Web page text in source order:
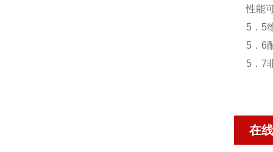
性能
5．5
5．6
5．7
在